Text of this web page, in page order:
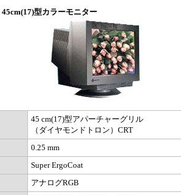
型カラーモニター
45 cm(17)型アパーチャーグリル
（ダイヤモンドトロン）CRT
0.25 mm
Super ErgoCoat
アナログRGB